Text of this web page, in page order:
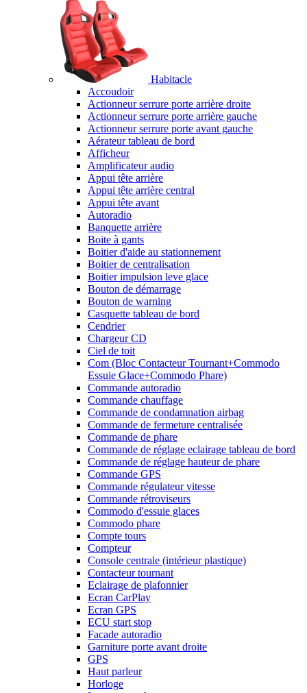
Habitacle
Accoudoir
Actionneur serrure porte arrière droite
Actionneur serrure porte arrière gauche
Actionneur serrure porte avant gauche
Aérateur tableau de bord
Afficheur
Amplificateur audio
Appui tête arrière
Appui tête arrière central
Appui tête avant
Autoradio
Banquette arrière
Boite à gants
Boitier d'aide au stationnement
Boitier de centralisation
Boitier impulsion leve glace
Bouton de démarrage
Bouton de warning
Casquette tableau de bord
Cendrier
Chargeur CD
Ciel de toit
Com (Bloc Contacteur Tournant+Commodo
Essuie Glace+Commodo Phare)
Commande autoradio
Commande chauffage
Commande de condamnation airbag
Commande de fermeture centralisée
Commande de phare
Commande de réglage eclairage tableau de bord
Commande de réglage hauteur de phare
Commande GPS
Commande régulateur vitesse
Commande rétroviseurs
Commodo d'essuie glaces
Commodo phare
Compte tours
Compteur
Console centrale (intérieur plastique)
Contacteur tournant
Eclairage de plafonnier
Ecran CarPlay
Ecran GPS
ECU start stop
Facade autoradio
Garniture porte avant droite
GPS
Haut parleur
Horloge